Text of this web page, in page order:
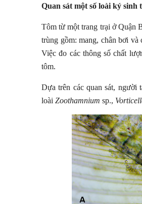
Quan sát một số loài ký sinh
Tôm từ một trang trại ở Quận
trùng gồm: mang, chân bơi
Việc đo các thông số chất
tôm.
Dựa trên các quan sát, người
loài Zoothamnium sp.,